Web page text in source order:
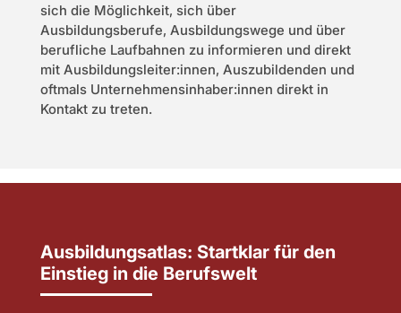
sich die Möglichkeit, sich über
Ausbildungsberufe, Ausbildungswege und über
berufliche Laufbahnen zu informieren und direkt
mit Ausbildungsleiter:innen, Auszubildenden und
oftmals Unternehmensinhaber:innen direkt in
Kontakt zu treten.
Ausbildungsatlas: Startklar für den
Einstieg in die Berufswelt